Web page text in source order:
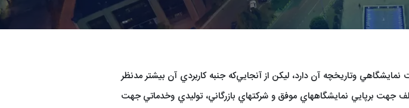
وتاريخچه آن دارد، ليکن از آنجايي‌که جنبه کاربردي آن بيشتر مدنظر
جهت برپايي نمايشگاههاي موفق و شرکتهاي بازرگاني، توليدي وخدماتي جهت